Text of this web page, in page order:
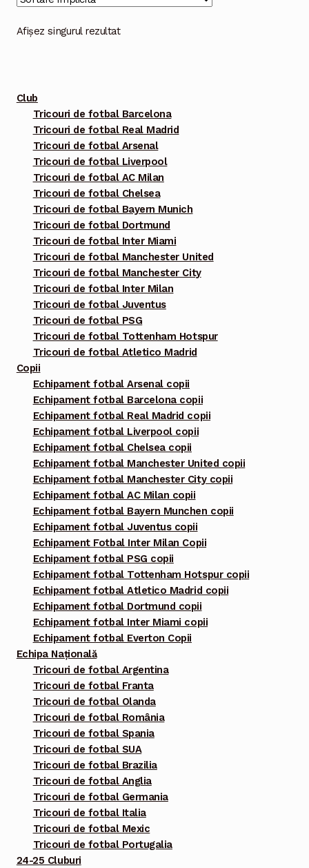
variații.
Afișez singurul rezultat
Club
Tricouri de fotbal Barcelona
Tricouri de fotbal Real Madrid
Tricouri de fotbal Arsenal
Tricouri de fotbal Liverpool
Tricouri de fotbal AC Milan
Tricouri de fotbal Chelsea
Tricouri de fotbal Bayern Munich
Tricouri de fotbal Dortmund
Tricouri de fotbal Inter Miami
Tricouri de fotbal Manchester United
Tricouri de fotbal Manchester City
Tricouri de fotbal Inter Milan
Tricouri de fotbal Juventus
Tricouri de fotbal PSG
Tricouri de fotbal Tottenham Hotspur
Tricouri de fotbal Atletico Madrid
Copii
Echipament fotbal Arsenal copii
Echipament fotbal Barcelona copii
Echipament fotbal Real Madrid copii
Echipament fotbal Liverpool copii
Echipament fotbal Chelsea copii
Echipament fotbal Manchester United copii
Echipament fotbal Manchester City copii
Echipament fotbal AC Milan copii
Echipament fotbal Bayern Munchen copii
Echipament fotbal Juventus copii
Echipament Fotbal Inter Milan Copii
Echipament fotbal PSG copii
Echipament fotbal Tottenham Hotspur copii
Echipament fotbal Atletico Madrid copii
Echipament fotbal Dortmund copii
Echipament fotbal Inter Miami copii
Echipament fotbal Everton Copii
Echipa Națională
Tricouri de fotbal Argentina
Tricouri de fotbal Franta
Tricouri de fotbal Olanda
Tricouri de fotbal România
Tricouri de fotbal Spania
Tricouri de fotbal SUA
Tricouri de fotbal Brazilia
Tricouri de fotbal Anglia
Tricouri de fotbal Germania
Tricouri de fotbal Italia
Tricouri de fotbal Mexic
Tricouri de fotbal Portugalia
24-25 Cluburi